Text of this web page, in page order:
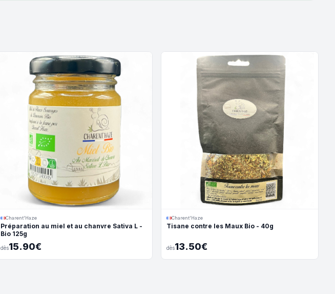
Charent'Haze
Préparation au miel et au chanvre Sativa L -
Bio 125g
dès15.90€
Charent'Haze
Tisane contre les Maux Bio - 40g
dès13.50€